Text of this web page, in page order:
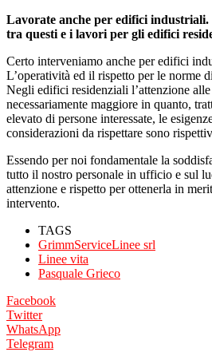
Lavorate anche per edifici industriali.
tra questi e i lavori per gli edifici
Certo interveniamo anche per edifici
L’operatività ed il rispetto per le norme
Negli edifici residenziali l’attenzione alle
necessariamente maggiore in quanto,
elevato di persone interessate, le
considerazioni da rispettare sono
Essendo per noi fondamentale la
tutto il nostro personale in ufficio e sul
attenzione e rispetto per ottenerla in
intervento.
TAGS
GrimmServiceLinee srl
Linee vita
Pasquale Grieco
Facebook
Twitter
WhatsApp
Telegram